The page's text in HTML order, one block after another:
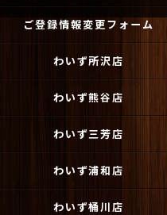
ご登録情報変更フォーム
わいず所沢店
わいず熊谷店
わいず三芳店
わいず浦和店
わいず桶川店